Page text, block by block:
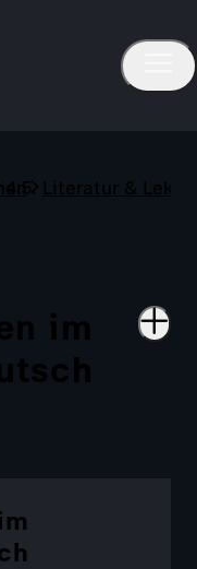
Literatur &
im